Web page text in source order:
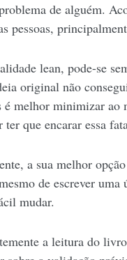
de alguém.
pessoas,
lean, pode-se
original não
é melhor minimizar
que encarar essa
a sua melhor
de escrever
mudar.
a leitura do livro